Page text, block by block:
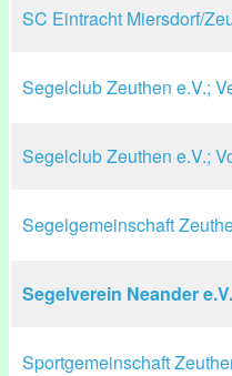
SC Eintracht Miersdorf/
Segelclub Zeuthen e.V.;
Segelclub Zeuthen e.V.;
Segelgemeinschaft
Segelverein Neander e.V.
Sportgemeinschaft